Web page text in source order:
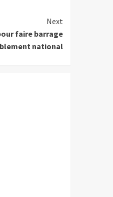
Next
faire barrage
national